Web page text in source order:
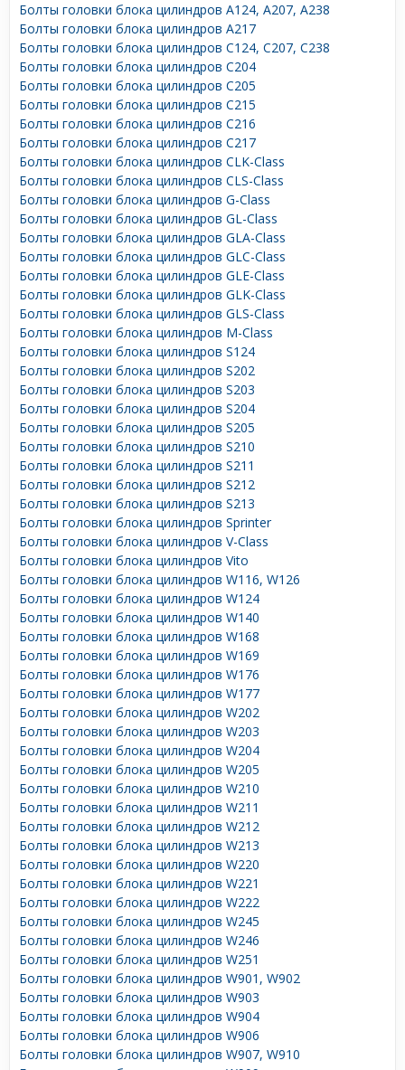
Болты головки блока цилиндров A124, A207, A238
Болты головки блока цилиндров A217
Болты головки блока цилиндров C124, C207, C238
Болты головки блока цилиндров C204
Болты головки блока цилиндров C205
Болты головки блока цилиндров C215
Болты головки блока цилиндров C216
Болты головки блока цилиндров C217
Болты головки блока цилиндров CLK-Class
Болты головки блока цилиндров CLS-Class
Болты головки блока цилиндров G-Class
Болты головки блока цилиндров GL-Class
Болты головки блока цилиндров GLA-Class
Болты головки блока цилиндров GLC-Class
Болты головки блока цилиндров GLE-Class
Болты головки блока цилиндров GLK-Class
Болты головки блока цилиндров GLS-Class
Болты головки блока цилиндров M-Class
Болты головки блока цилиндров S124
Болты головки блока цилиндров S202
Болты головки блока цилиндров S203
Болты головки блока цилиндров S204
Болты головки блока цилиндров S205
Болты головки блока цилиндров S210
Болты головки блока цилиндров S211
Болты головки блока цилиндров S212
Болты головки блока цилиндров S213
Болты головки блока цилиндров Sprinter
Болты головки блока цилиндров V-Class
Болты головки блока цилиндров Vito
Болты головки блока цилиндров W116, W126
Болты головки блока цилиндров W124
Болты головки блока цилиндров W140
Болты головки блока цилиндров W168
Болты головки блока цилиндров W169
Болты головки блока цилиндров W176
Болты головки блока цилиндров W177
Болты головки блока цилиндров W202
Болты головки блока цилиндров W203
Болты головки блока цилиндров W204
Болты головки блока цилиндров W205
Болты головки блока цилиндров W210
Болты головки блока цилиндров W211
Болты головки блока цилиндров W212
Болты головки блока цилиндров W213
Болты головки блока цилиндров W220
Болты головки блока цилиндров W221
Болты головки блока цилиндров W222
Болты головки блока цилиндров W245
Болты головки блока цилиндров W246
Болты головки блока цилиндров W251
Болты головки блока цилиндров W901, W902
Болты головки блока цилиндров W903
Болты головки блока цилиндров W904
Болты головки блока цилиндров W906
Болты головки блока цилиндров W907, W910